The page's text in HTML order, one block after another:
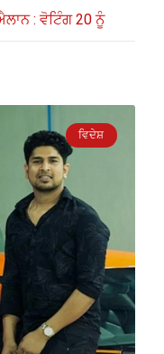
: ਵੋਟਿੰਗ 20 ਨੂੰ
ਵਿਦੇਸ਼